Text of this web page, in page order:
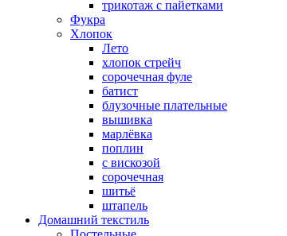
трикотаж с пайетками
Фукра
Хлопок
Лето
хлопок стрейч
cорочечная фуле
батист
блузочные плательные
вышивка
марлёвка
поплин
с вискозой
сорочечная
шитьё
штапель
Домашний текстиль